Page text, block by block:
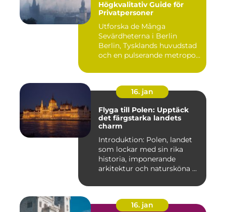
Högkvalitativ Guide för
Privatpersoner
Utforska de Många
Sevärdheterna i Berlin
Berlin, Tysklands huvudstad
och en pulserande metropol,
16. jan
Flyga till Polen: Upptäck
det färgstarka landets
charm
Introduktion: Polen, landet
som lockar med sin rika
historia, imponerande
arkitektur och natursköna ...
16. jan